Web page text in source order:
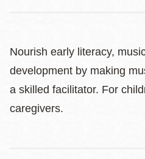
Nourish early literacy,
development by making
a skilled facilitator. For
caregivers.